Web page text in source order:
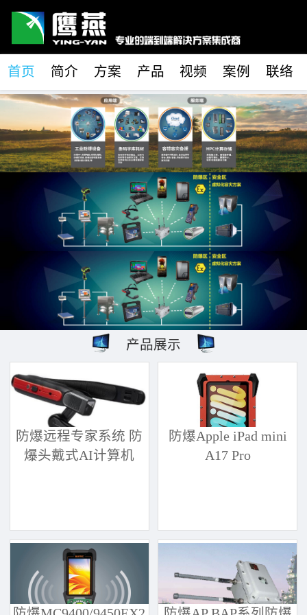
首页 简介 方案 产品 视频 案例 联络
产品展示
防爆远程专家系统 防
爆头戴式AI计算机
防爆Apple iPad mini
A17 Pro